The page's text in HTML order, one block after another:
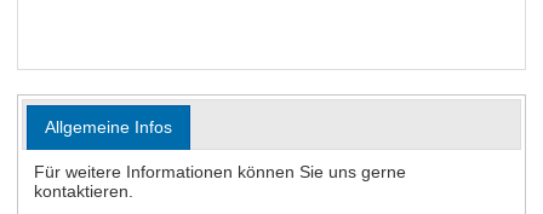
Allgemeine Infos
Für weitere Informationen können Sie uns gerne
kontaktieren.